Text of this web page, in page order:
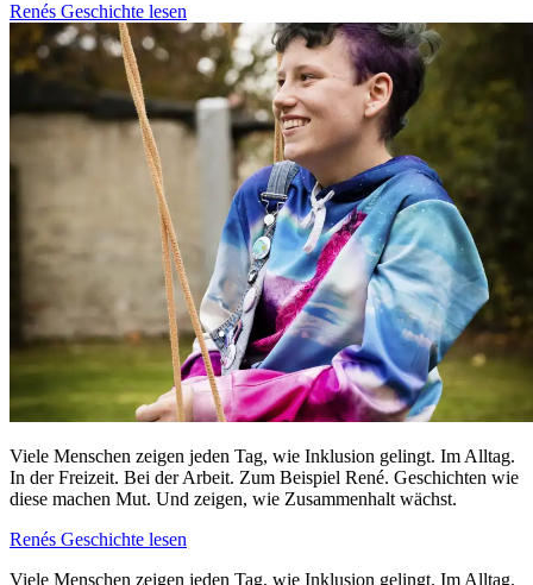
Renés Geschichte lesen
Viele Menschen zeigen jeden Tag, wie Inklusion gelingt. Im Alltag.
In der Freizeit. Bei der Arbeit. Zum Beispiel René. Geschichten wie
diese machen Mut. Und zeigen, wie Zusammenhalt wächst.
Renés Geschichte lesen
Viele Menschen zeigen jeden Tag, wie Inklusion gelingt. Im Alltag.